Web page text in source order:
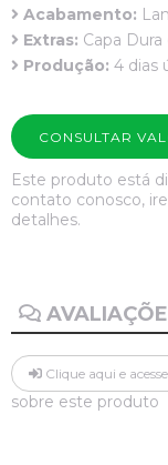
Acabamento:
Extras: Capa
Produção: 4 dias
CONSULTAR
Este produto está
contato conosco,
detalhes.
Clique aqui e
sobre este produto